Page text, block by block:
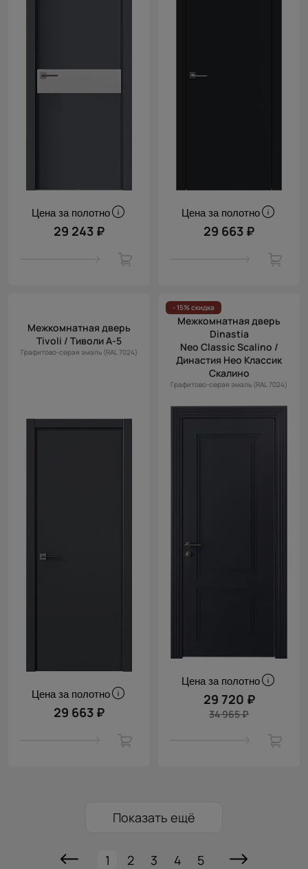
Цена за полотно
29 243 ₽
Цена за полотно
29 663 ₽
Межкомнатная дверь
Tivoli / Тиволи А-5
Графитово-серая эмаль (RAL 7024)
Цена за полотно
29 663 ₽
- 15% скидка
Межкомнатная дверь
Dinastia
Neo Classic Scalino /
Династия Нео Классик
Скалино
Графитово-серая эмаль (RAL 7024)
Цена за полотно
29 720 ₽
34 965 ₽
Показать ещё
1 2 3 4 5